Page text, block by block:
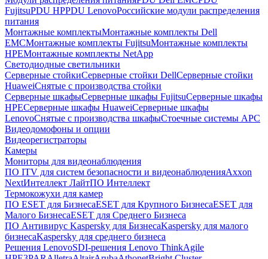
FujitsuPDU HPPDU LenovoРоссийские модули распределения
питания
Монтажные комплектыМонтажные комплекты Dell
EMCМонтажные комплекты FujitsuМонтажные комплекты
HPEМонтажные комплекты NetApp
Светодиодные светильники
Серверные стойкиСерверные стойки DellСерверные стойки
HuaweiСнятые с производства стойки
Серверные шкафыСерверные шкафы FujitsuСерверные шкафы
HPEСерверные шкафы HuaweiСерверные шкафы
LenovoСнятые с производства шкафыСтоечные системы APC
Видеодомофоны и опции
Видеорегистраторы
Камеры
Мониторы для видеонаблюдения
ПО ITV для систем безопасности и видеонаблюденияAxxon
NextИнтеллект ЛайтПО Интеллект
Термокожухи для камер
ПО ESET для БизнесаESET для Крупного БизнесаESET для
Малого БизнесаESET для Среднего Бизнеса
ПО Антивирус Kaspersky для БизнесаKaspersky для малого
бизнесаKaspersky для среднего бизнеса
Решения LenovoSDI-решения Lenovo ThinkAgile